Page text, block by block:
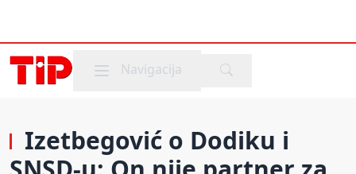
Mobile menu
Navigacija
Izetbegović o Dodiku i